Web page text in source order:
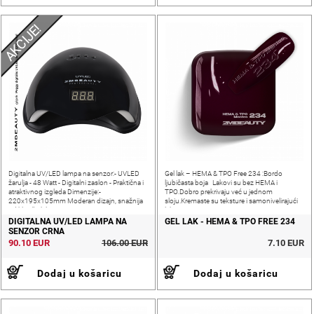
AKCIJE!
Digitalna UV/LED lampa na senzor:- UVLED
žarulja - 48 Watt - Digitalni zaslon - Praktična i
atraktivnog izgleda Dimenzije:-
220x195x105mm Moderan dizajn, snažnija
od klasičnih lampi!
DIGITALNA UV/LED LAMPA NA
SENZOR CRNA
90.10 EUR 106.00 EUR
Dodaj u košaricu
Gel lak – HEMA & TPO Free 234 :Bordo
ljubičasta boja Lakovi su bez HEMA i
TPO.Dobro prekrivaju već u jednom
sloju.Kremaste su teksture i samonivelirajući
lakovi.
GEL LAK - HEMA & TPO FREE 234
7.10 EUR
Dodaj u košaricu